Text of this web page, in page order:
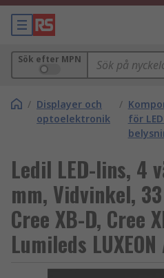
Sök efter MPN
/ Displayer och
optoelektronik
/
för
Ledil LED-lins, 4
mm, Vidvinkel,
Cree XB-D, Cree
Lumileds LUXEON